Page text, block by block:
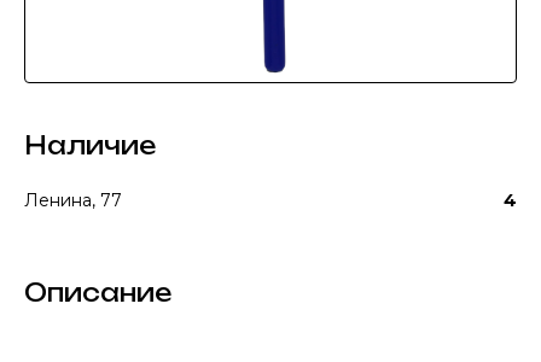
Наличие
Ленина, 77 4
Описание